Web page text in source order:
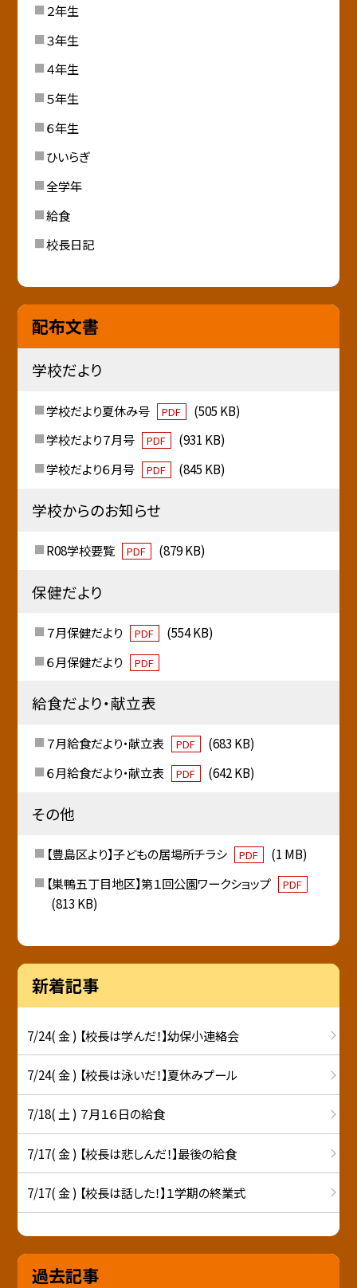
２年生
３年生
４年生
５年生
６年生
ひいらぎ
全学年
給食
校長日記
配布文書
学校だより
学校だより夏休み号 PDF
(505 KB)
学校だより７月号
PDF
(931 KB)
学校だより６月号
PDF (845 KB)
学校からのお知らせ
R08学校要覧 PDF (879 KB)
保健だより
７月保健だより PDF
(554 KB)
６月保健だより
PDF
給食だより・献立表
７月給食だより・献立表 PDF
(683 KB)
６月給食だより・献立表
PDF (642 KB)
その他
【豊島区より】子どもの居場所チラシ PDF
(1 MB)
【巣鴨五丁目地区】第１回公園ワークショップ
PDF
(813 KB)
新着記事
7/24( 金 ) 【校長は学んだ！】幼保小連絡会
7/24( 金 ) 【校長は泳いだ！】夏休みプール
7/18( 土 ) ７月１６日の給食
7/17( 金 ) 【校長は悲しんだ！】最後の給食
7/17( 金 ) 【校長は話した！】１学期の終業式
過去記事